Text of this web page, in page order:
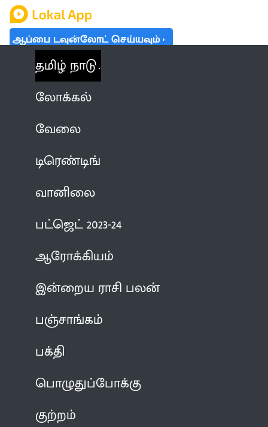
ஆப்பை டவுன்லோட் செய்யவும்
தமிழ் நாடு
லோக்கல்
வேலை
டிரெண்டிங்
வானிலை
பட்ஜெட் 2023-24
ஆரோக்கியம்
இன்றைய ராசி பலன்
பஞ்சாங்கம்
பக்தி
பொழுதுப்போக்கு
குற்றம்